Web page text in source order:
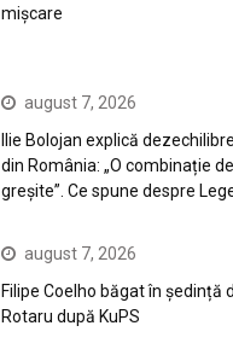
mișcare
august 7, 2026
Ilie Bolojan explică
din România: „O combinație
greșite”. Ce spune despre
august 7, 2026
Filipe Coelho băgat în ședință
Rotaru după KuPS